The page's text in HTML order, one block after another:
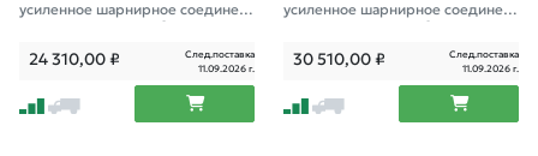
усиленное шарнирное соединен
ие, ширина ступени 8см, прорези
ры
24 310,00₽
След.поставка
11.09.2026 г.
усиленное шарнирное соединен
ие, ширина ступени 8см, прорези
ры
30 510,00₽
След.поставка
11.09.2026 г.